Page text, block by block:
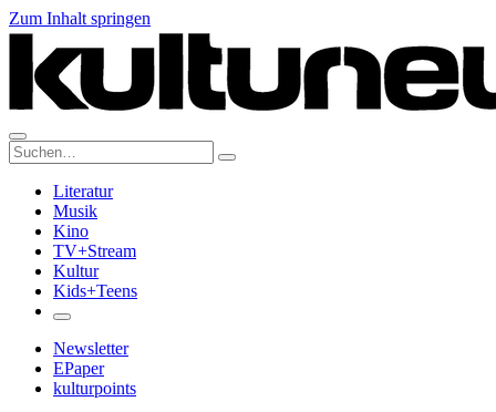
Zum Inhalt springen
Suche:
Literatur
Musik
Kino
TV+Stream
Kultur
Kids+Teens
Newsletter
EPaper
kulturpoints